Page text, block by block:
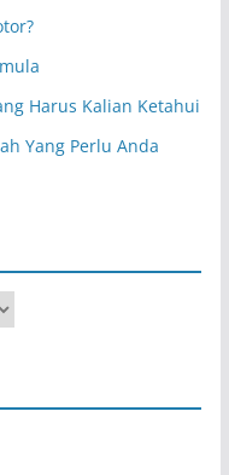
Harus Kalian Ketahui
Yang Perlu Anda